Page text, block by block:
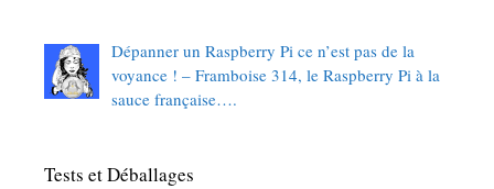
Dépanner un Raspberry Pi ce n’est pas de la
voyance ! – Framboise 314, le Raspberry Pi à la
sauce française….
Tests et Déballages